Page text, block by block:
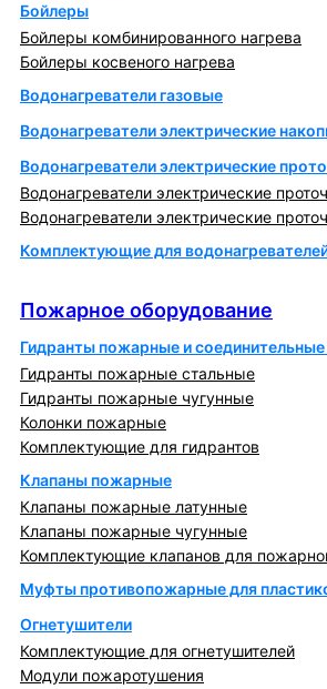
Бойлеры
Бойлеры комбинированного нагрева
Бойлеры косвеного нагрева
Водонагреватели газовые
Водонагреватели электрические
Водонагреватели электрические
Водонагреватели электрические
Водонагреватели электрические
Комплектующие для
Пожарное оборудование
Гидранты пожарные и соединительные
Гидранты пожарные стальные
Гидранты пожарные чугунные
Колонки пожарные
Комплектующие для гидрантов
Клапаны пожарные
Клапаны пожарные латунные
Клапаны пожарные чугунные
Комплектующие клапанов для
Муфты противопожарные для
Огнетушители
Комплектующие для огнетушителей
Модули пожаротушения